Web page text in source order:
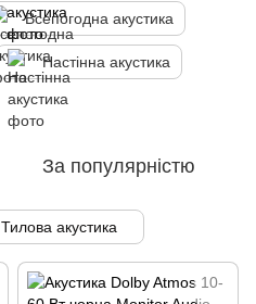
Всепогодна акустика
Настінна акустика
За популярністю
Тилова акустика